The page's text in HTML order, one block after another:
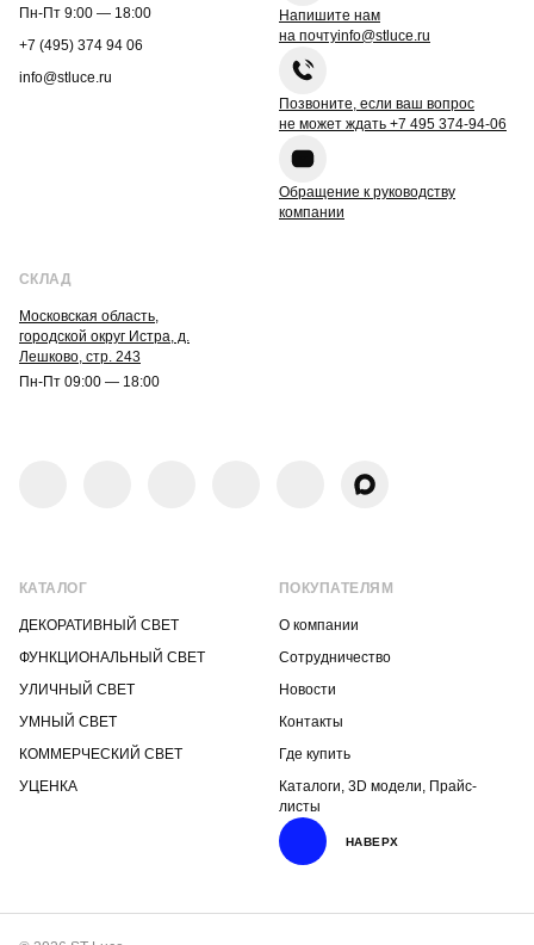
Пн-Пт 9:00 — 18:00
+7 (495) 374 94 06
info@stluce.ru
Напишите нам
на почтуinfo@stluce.ru
Позвоните, если ваш вопрос
не может ждать +7 495 374-94-06
Обращение к руководству
компании
СКЛАД
Московская область,
городской округ Истра, д.
Лешково, стр. 243
Пн-Пт 09:00 — 18:00
КАТАЛОГ
ДЕКОРАТИВНЫЙ СВЕТ
ФУНКЦИОНАЛЬНЫЙ СВЕТ
УЛИЧНЫЙ СВЕТ
УМНЫЙ СВЕТ
КОММЕРЧЕСКИЙ СВЕТ
УЦЕНКА
ПОКУПАТЕЛЯМ
О компании
Сотрудничество
Новости
Контакты
Где купить
Каталоги, 3D модели, Прайс-
листы
НАВЕРХ